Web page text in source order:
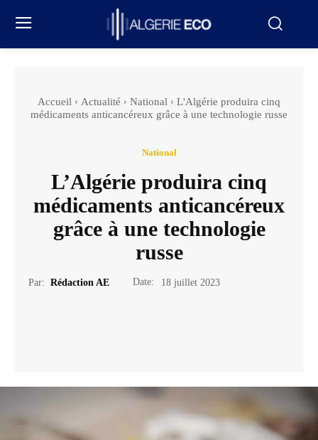
Accueil Actualité National
L'Algérie produira cinq
médicaments anticancéreux grâce à une technologie russe
National
L’Algérie produira cinq
médicaments anticancéreux
grâce à une technologie
russe
Par: Rédaction AE Date: 18 juillet 2023